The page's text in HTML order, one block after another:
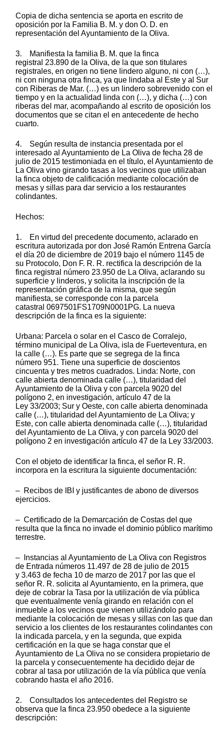
Copia de dicha sentencia se aporta en escrito de
oposición por la Familia B. M. y don O. D. en
representación del Ayuntamiento de la Oliva.
3. Manifiesta la familia B. M. que la finca
registral 23.890 de la Oliva, de la que son titulares
registrales, en origen no tiene lindero alguno, ni con (…),
ni con ninguna otra finca, ya que lindaba al Este y al Sur
con Riberas de Mar. (…) es un lindero sobrevenido con el
tiempo y en la actualidad linda con (…), y dicha (…) con
riberas del mar, acompañando al escrito de oposición los
documentos que se citan el en antecedente de hecho
cuarto.
4. Según resulta de instancia presentada por el
interesado al Ayuntamiento de La Oliva de fecha 28 de
julio de 2015 testimoniada en el título, el Ayuntamiento de
La Oliva vino girando tasas a los vecinos que utilizaban
la finca objeto de calificación mediante colocación de
mesas y sillas para dar servicio a los restaurantes
colindantes.
Hechos:
1. En virtud del precedente documento, aclarado en
escritura autorizada por don José Ramón Entrena García
el día 20 de diciembre de 2019 bajo el número 1145 de
su Protocolo, Don F. R. R. rectifica la descripción de la
finca registral número 23.950 de La Oliva, aclarando su
superficie y linderos, y solicita la inscripción de la
representación gráfica de la misma, que según
manifiesta, se corresponde con la parcela
catastral 0697501FS1709N0001PG. La nueva
descripción de la finca es la siguiente:
Urbana: Parcela o solar en el Casco de Corralejo,
término municipal de La Oliva, isla de Fuerteventura, en
la calle (…). Es parte que se segrega de la finca
número 951. Tiene una superficie de doscientos
cincuenta y tres metros cuadrados. Linda: Norte, con
calle abierta denominada calle (…), titularidad del
Ayuntamiento de la Oliva y con parcela 9020 del
polígono 2, en investigación, artículo 47 de la
Ley 33/2003; Sur y Oeste, con calle abierta denominada
calle (…), titularidad del Ayuntamiento de La Oliva; y
Este, con calle abierta denominada calle (…), titularidad
del Ayuntamiento de La Oliva, y con parcela 9020 del
polígono 2 en investigación artículo 47 de la Ley 33/2003.
Con el objeto de identificar la finca, el señor R. R.
incorpora en la escritura la siguiente documentación:
– Recibos de IBI y justificantes de abono de diversos
ejercicios.
– Certificado de la Demarcación de Costas del que
resulta que la finca no invade el dominio público marítimo
terrestre.
– Instancias al Ayuntamiento de La Oliva con Registros
de Entrada números 11.497 de 28 de julio de 2015
y 3.463 de fecha 10 de marzo de 2017 por las que el
señor R. R. solicita al Ayuntamiento, en la primera, que
deje de cobrar la Tasa por la utilización de vía pública
que eventualmente venía girando en relación con el
inmueble a los vecinos que vienen utilizándolo para
mediante la colocación de mesas y sillas con las que dan
servicio a los clientes de los restaurantes colindantes con
la indicada parcela, y en la segunda, que expida
certificación en la que se haga constar que el
Ayuntamiento de La Oliva no se considera propietario de
la parcela y consecuentemente ha decidido dejar de
cobrar al tasa por utilización de la vía pública que venía
cobrando hasta el año 2016.
2. Consultados los antecedentes del Registro se
observa que la finca 23.950 obedece a la siguiente
descripción: